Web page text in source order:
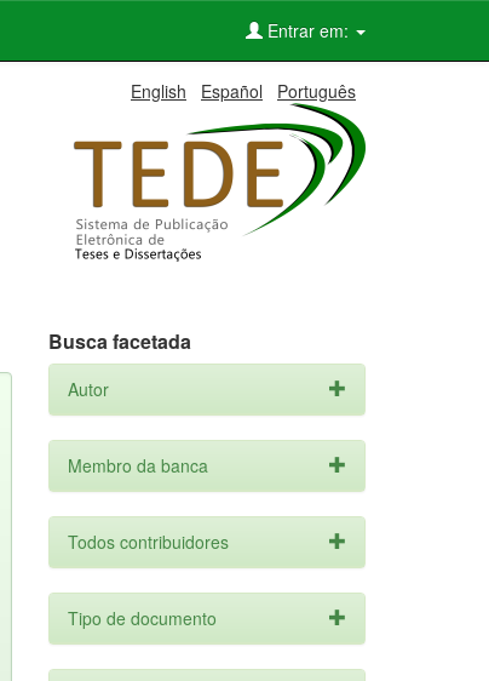
Entrar em:
English Español Português
Busca facetada
Autor
Membro da banca
Todos contribuidores
Tipo de documento